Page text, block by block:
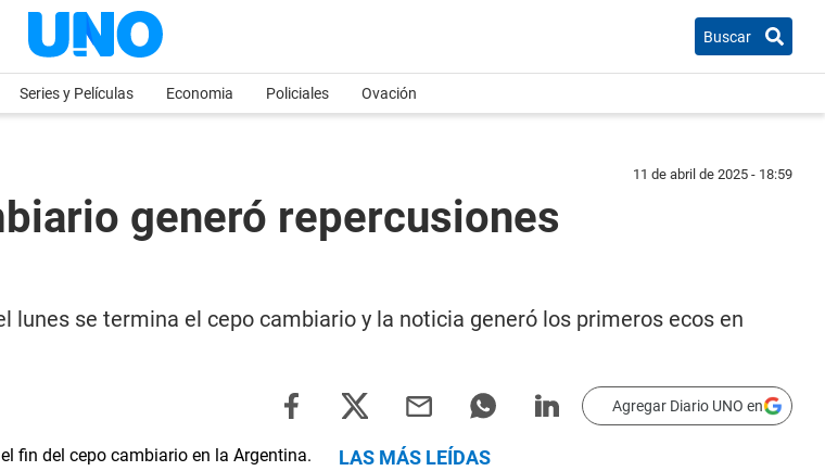
Buscar
Series y Películas Economia Policiales Ovación
11 de abril de 2025 - 18:59
generó repercusiones
lunes se termina el cepo cambiario y la noticia generó los primeros ecos en
Agregar Diario UNO en
LAS MÁS LEÍDAS